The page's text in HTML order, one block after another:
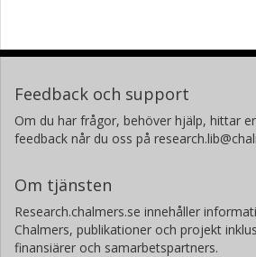
Feedback och support
Om du har frågor, behöver hjälp, hittar
feedback når du oss på
Om tjänsten
Research.chalmers.se innehåller
Chalmers, publikationer och projekt
finansiärer och samarbetspartners.